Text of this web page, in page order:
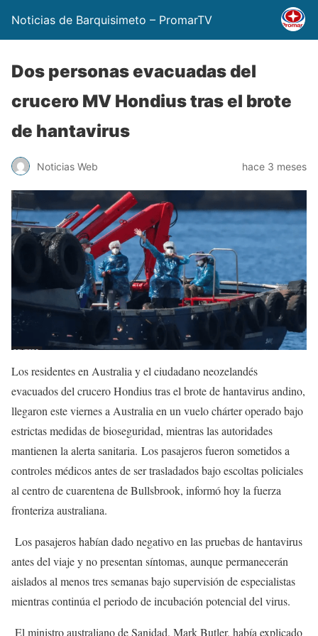
Noticias de Barquisimeto – PromarTV
Dos personas evacuadas del
crucero MV Hondius tras el brote
de hantavirus
Noticias Web hace 3 meses
Los residentes en Australia y el ciudadano neozelandés
evacuados del crucero Hondius tras el brote de hantavirus andino,
llegaron este viernes a Australia en un vuelo chárter operado bajo
estrictas medidas de bioseguridad, mientras las autoridades
mantienen la alerta sanitaria. Los pasajeros fueron sometidos a
controles médicos antes de ser trasladados bajo escoltas policiales
al centro de cuarentena de Bullsbrook, informó hoy la fuerza
fronteriza australiana.
Los pasajeros habían dado negativo en las pruebas de hantavirus
antes del viaje y no presentan síntomas, aunque permanecerán
aislados al menos tres semanas bajo supervisión de especialistas
mientras continúa el periodo de incubación potencial del virus.
El ministro australiano de Sanidad, Mark Butler, había explicado